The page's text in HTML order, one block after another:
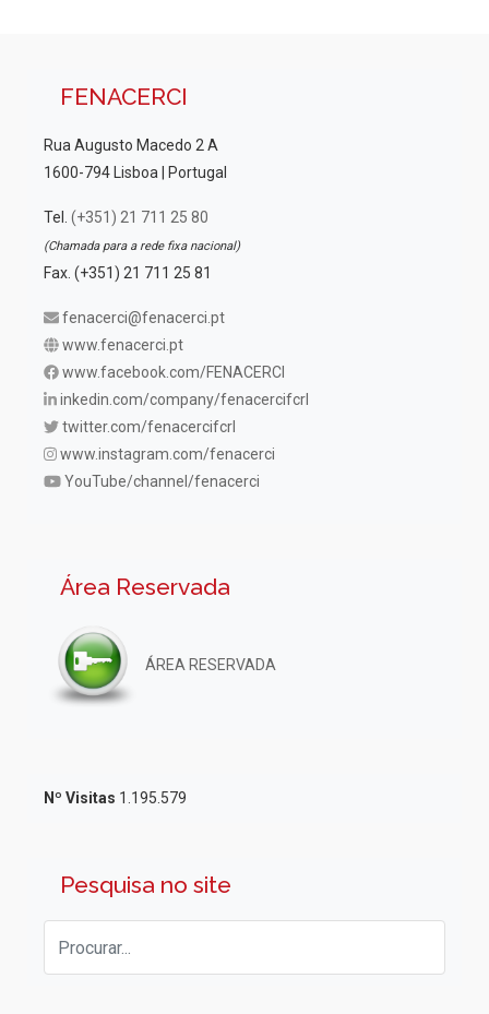
FENACERCI
Rua Augusto Macedo 2 A
1600-794 Lisboa | Portugal
Tel. (+351) 21 711 25 80
(Chamada para a rede fixa nacional)
Fax. (+351) 21 711 25 81
fenacerci@fenacerci.pt
www.fenacerci.pt
www.facebook.com/FENACERCI
inkedin.com/company/fenacercifcrl
twitter.com/fenacercifcrl
www.instagram.com/fenacerci
YouTube/channel/fenacerci
Área Reservada
ÁREA RESERVADA
Nº Visitas 1.195.579
Pesquisa no site